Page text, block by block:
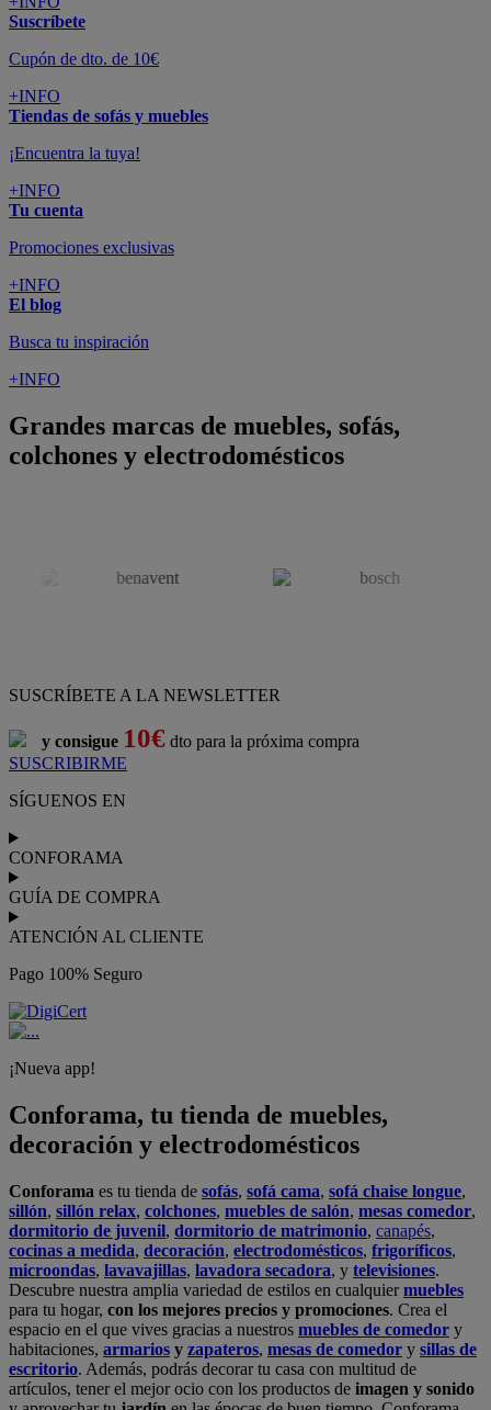
Suscríbete
Cupón de dto. de 10€
+INFO
Tiendas de sofás y muebles
¡Encuentra la tuya!
+INFO
Tu cuenta
Promociones exclusivas
+INFO
El blog
Busca tu inspiración
+INFO
Grandes marcas de muebles, sofás,
colchones y electrodomésticos
SUSCRÍBETE A LA NEWSLETTER
y consigue 10€ dto para la próxima compra
SUSCRIBIRME
SÍGUENOS EN
CONFORAMA
GUÍA DE COMPRA
ATENCIÓN AL CLIENTE
Pago 100% Seguro
¡Nueva app!
Conforama, tu tienda de muebles,
decoración y electrodomésticos
Conforama es tu tienda de sofás, sofá cama, sofá chaise longue,
sillón, sillón relax, colchones, muebles de salón, mesas comedor,
dormitorio de juvenil, dormitorio de matrimonio, canapés,
cocinas a medida, decoración, electrodomésticos, frigoríficos,
microondas, lavavajillas, lavadora secadora, y televisiones.
Descubre nuestra amplia variedad de estilos en cualquiermuebles
para tu hogar, con los mejores precios y promociones. Crea el
espacio en el que vives gracias a nuestros muebles de comedor y
habitaciones, armarios y zapateros, mesas de comedor y sillas de
escritorio. Además, podrás decorar tu casa con multitud de
artículos, tener el mejor ocio con los productos de imagen y sonido